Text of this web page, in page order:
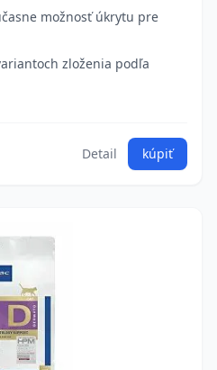
možnosť úkrytu pre
zloženia podľa
Detail kúpiť